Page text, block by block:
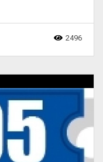
2496